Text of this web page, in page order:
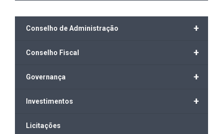
+
Conselho de Administração
+
Conselho Fiscal
+
Governança
+
Investimentos
Licitações